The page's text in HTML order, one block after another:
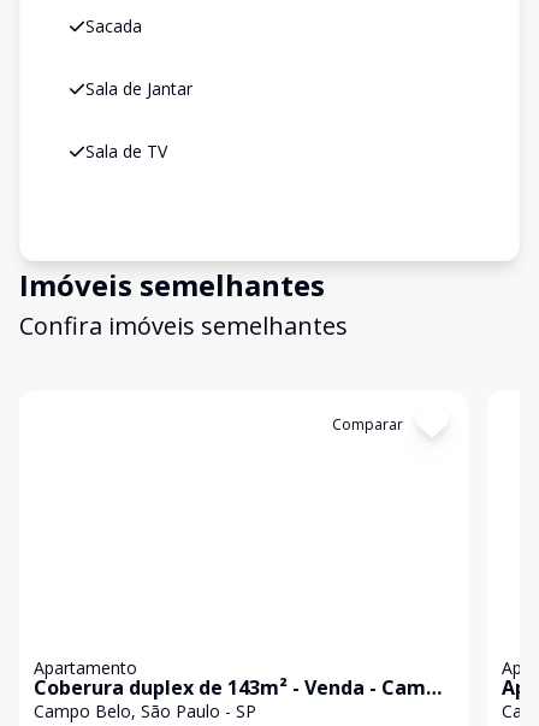
Sacada
Sala de Jantar
Sala de TV
Imóveis semelhantes
Confira imóveis semelhantes
Comparar
Apartamento
Coberura duplex de 143m² - Venda - Campo
Belo
Campo Belo, São Paulo - SP